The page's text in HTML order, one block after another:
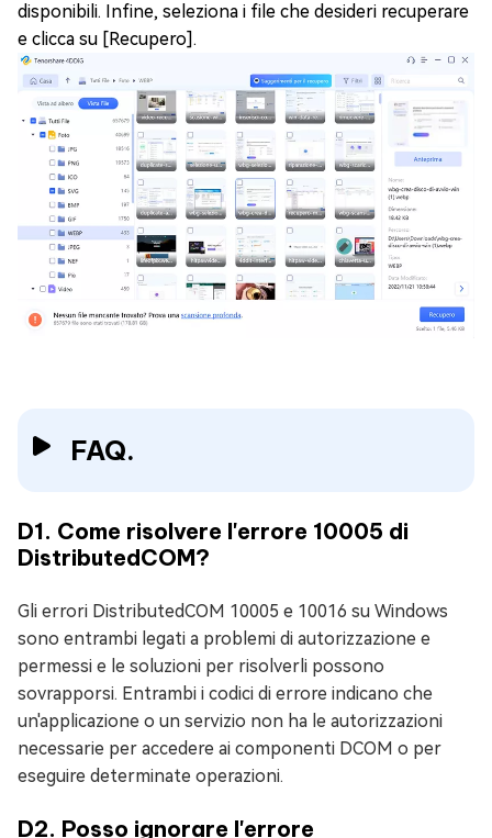
disponibili. Infine, seleziona i file che desideri recuperare
e clicca su [Recupero].
FAQ.
D1. Come risolvere l'errore 10005 di
DistributedCOM?
Gli errori DistributedCOM 10005 e 10016 su Windows
sono entrambi legati a problemi di autorizzazione e
permessi e le soluzioni per risolverli possono
sovrapporsi. Entrambi i codici di errore indicano che
un'applicazione o un servizio non ha le autorizzazioni
necessarie per accedere ai componenti DCOM o per
eseguire determinate operazioni.
D2. Posso ignorare l'errore